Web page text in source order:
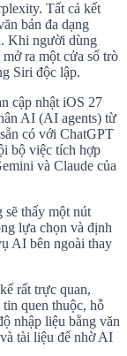
Tất cả kết
bản đa dạng
Khi người dùng
ra một cửa sổ trò
Siri độc lập.
cập nhật iOS 27
AI (AI agents) từ
có với ChatGPT
bộ việc tích hợp
và Claude của
sẽ thấy một nút
lựa chọn và định
AI bên ngoài thay
rất trực quan,
quen thuộc, hỗ
nhập liệu bằng văn
tài liệu để nhờ AI